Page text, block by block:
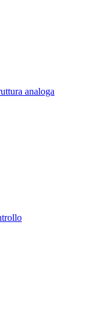
analoga